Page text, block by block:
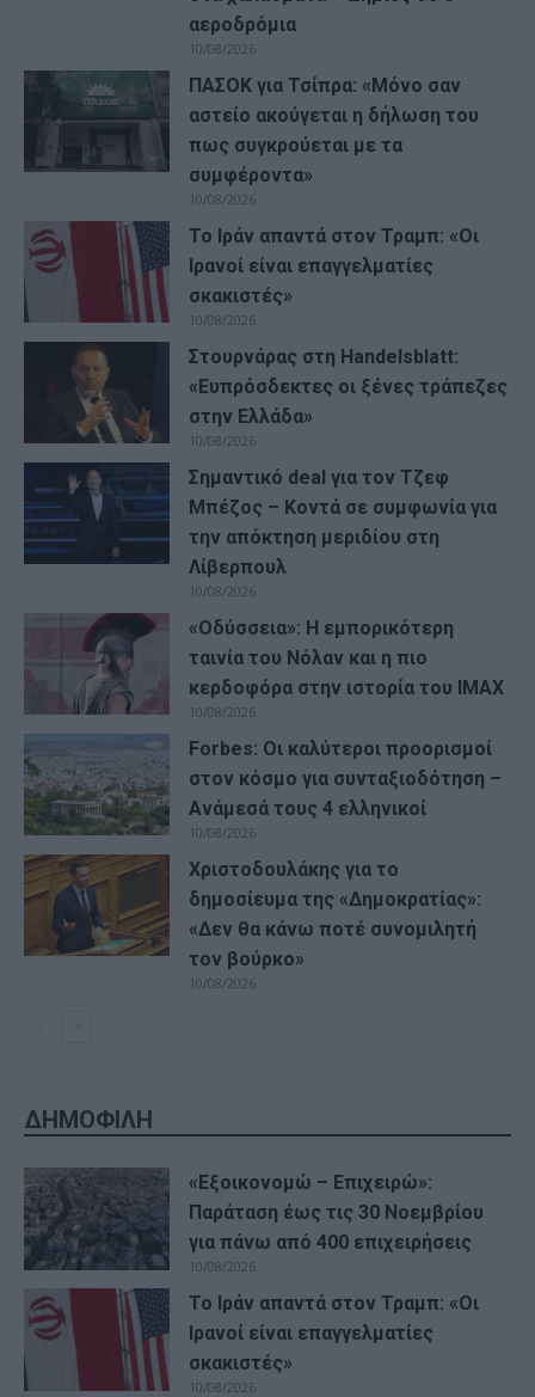
αεροδρόμια
10/08/2026
ΠΑΣΟΚ για Τσίπρα: «Μόνο σαν
αστείο ακούγεται η δήλωση του
πως συγκρούεται με τα
συμφέροντα»
10/08/2026
Το Ιράν απαντά στον Τραμπ: «Οι
Ιρανοί είναι επαγγελματίες
σκακιστές»
10/08/2026
Στουρνάρας στη Handelsblatt:
«Ευπρόσδεκτες οι ξένες τράπεζες
στην Ελλάδα»
10/08/2026
Σημαντικό deal για τον Τζεφ
Μπέζος – Κοντά σε συμφωνία για
την απόκτηση μεριδίου στη
Λίβερπουλ
10/08/2026
«Οδύσσεια»: Η εμπορικότερη
ταινία του Νόλαν και η πιο
κερδοφόρα στην ιστορία του IMAX
10/08/2026
Forbes: Οι καλύτεροι προορισμοί
στον κόσμο για συνταξιοδότηση –
Ανάμεσά τους 4 ελληνικοί
10/08/2026
Χριστοδουλάκης για το
δημοσίευμα της «Δημοκρατίας»:
«Δεν θα κάνω ποτέ συνομιλητή
τον βούρκο»
10/08/2026
ΔΗΜΟΦΙΛΗ
«Εξοικονομώ – Επιχειρώ»:
Παράταση έως τις 30 Νοεμβρίου
για πάνω από 400 επιχειρήσεις
10/08/2026
Το Ιράν απαντά στον Τραμπ: «Οι
Ιρανοί είναι επαγγελματίες
σκακιστές»
10/08/2026